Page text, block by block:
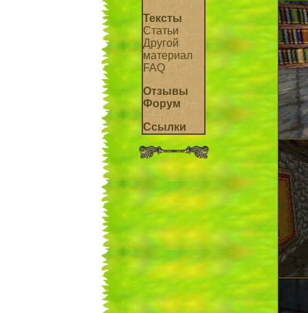
Тексты
Статьи
Другой
материал
FAQ
Отзывы
Форум
Ссылки